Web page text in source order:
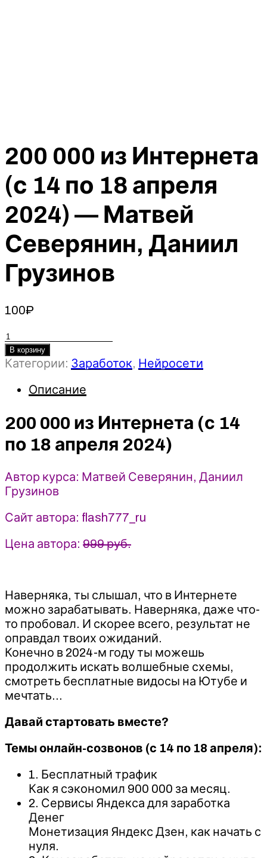
200 000 из Интернета
(с 14 по 18 апреля
2024) — Матвей
Северянин, Даниил
Грузинов
100₽
Количество
товара
200
(с
14
по
апреля
2024)
Матвей
Даниил
В корзину
Категории: Заработок, Нейросети
Описание
200 000 из Интернета (с 14
по 18 апреля 2024)
Автор курса: Матвей Северянин, Даниил
Грузинов
Сайт автора: flash777_ru
Цена автора: 999 руб.
Наверняка, ты слышал, что в Интернете
можно зарабатывать. Наверняка, даже что-
то пробовал. И скорее всего, результат не
оправдал твоих ожиданий.
Конечно в 2024-м году ты можешь
продолжить искать волшебные схемы,
смотреть бесплатные видосы на Ютубе и
мечтать…
Давай стартовать вместе?
Темы онлайн-созвонов (с 14 по 18 апреля):
1. Бесплатный трафик
Как я сэкономил 900 000 за месяц.
2. Сервисы Яндекса для заработка
Денег
Монетизация Яндекс Дзен, как начать с
нуля.